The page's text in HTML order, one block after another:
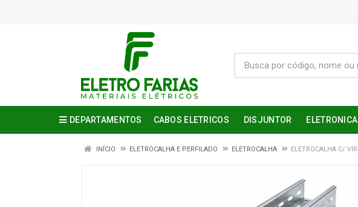
DEPARTAMENTOS CABOS ELETRICOS DISJUNTOR
INÍCIO ELETROCALHA E PERFILADO ELETROCALHA ELETROCALHA C/